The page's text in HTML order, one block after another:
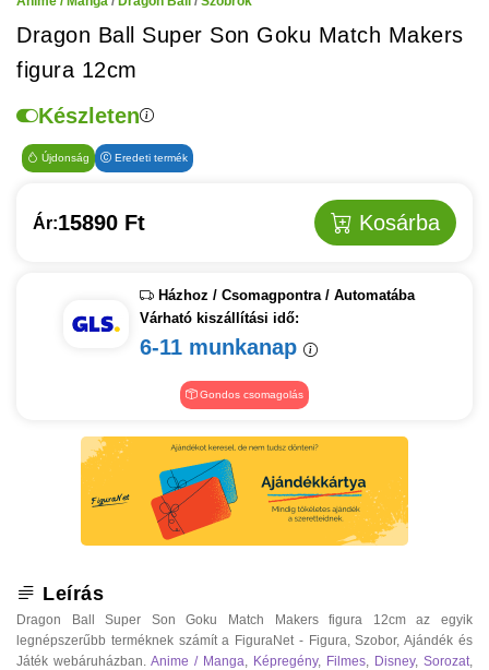
Dragon Ball Super Son Goku Match Makers
figura 12cm
Készleten
Újdonság Eredeti termék
Ár:15890 Ft Kosárba
Házhoz / Csomagpontra / Automatába
Várható kiszállítási idő:
6-11 munkanap
Gondos csomagolás
Leírás
Dragon Ball Super Son Goku Match Makers figura 12cm az egyik
legnépszerűbb terméknek számít a FiguraNet - Figura, Szobor, Ajándék és
Játék webáruházban. Anime / Manga, Képregény, Filmes, Disney, Sorozat,